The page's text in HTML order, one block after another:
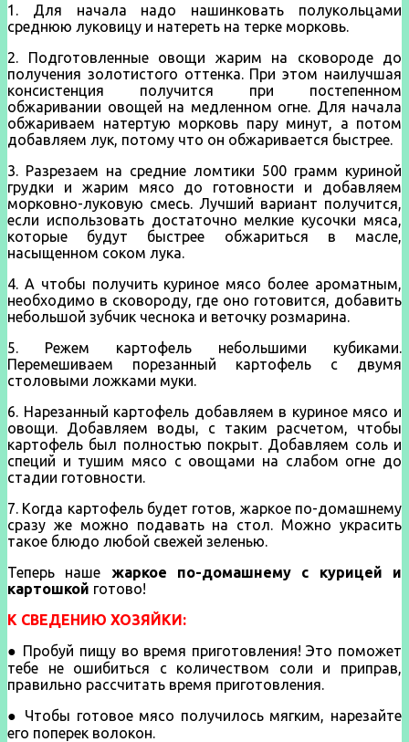
1. Для начала надо нашинковать полукольцами
среднюю луковицу и натереть на терке морковь.
2. Подготовленные овощи жарим на сковороде до
получения золотистого оттенка. При этом наилучшая
консистенция получится при постепенном
обжаривании овощей на медленном огне. Для начала
обжариваем натертую морковь пару минут, а потом
добавляем лук, потому что он обжаривается быстрее.
3. Разрезаем на средние ломтики 500 грамм куриной
грудки и жарим мясо до готовности и добавляем
морковно-луковую смесь. Лучший вариант получится,
если использовать достаточно мелкие кусочки мяса,
которые будут быстрее обжариться в масле,
насыщенном соком лука.
4. А чтобы получить куриное мясо более ароматным,
необходимо в сковороду, где оно готовится, добавить
небольшой зубчик чеснока и веточку розмарина.
5. Режем картофель небольшими кубиками.
Перемешиваем порезанный картофель с двумя
столовыми ложками муки.
6. Нарезанный картофель добавляем в куриное мясо и
овощи. Добавляем воды, с таким расчетом, чтобы
картофель был полностью покрыт. Добавляем соль и
специй и тушим мясо с овощами на слабом огне до
стадии готовности.
7. Когда картофель будет готов, жаркое по-домашнему
сразу же можно подавать на стол. Можно украсить
такое блюдо любой свежей зеленью.
Теперь наше жаркое по-домашнему с курицей и
картошкой готово!
К СВЕДЕНИЮ ХОЗЯЙКИ:
● Пробуй пищу во время приготовления! Это поможет
тебе не ошибиться с количеством соли и приправ,
правильно рассчитать время приготовления.
● Чтобы готовое мясо получилось мягким, нарезайте
его поперек волокон.